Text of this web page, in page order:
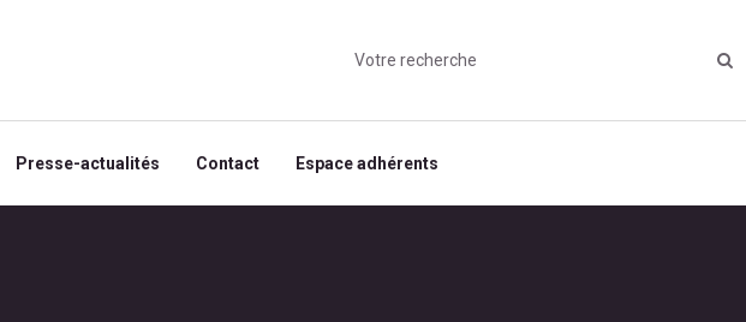
Presse-actualités Contact Espace adhérents